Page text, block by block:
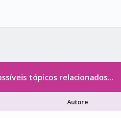
tópicos relacionados...
Autore